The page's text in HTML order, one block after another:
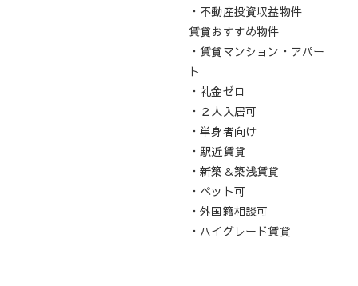
・不動産投資収益物件
賃貸おすすめ物件
・賃貸マンション・アパー
ト
・礼金ゼロ
・２人入居可
・単身者向け
・駅近賃貸
・新築＆築浅賃貸
・ペット可
・外国籍相談可
・ハイグレード賃貸